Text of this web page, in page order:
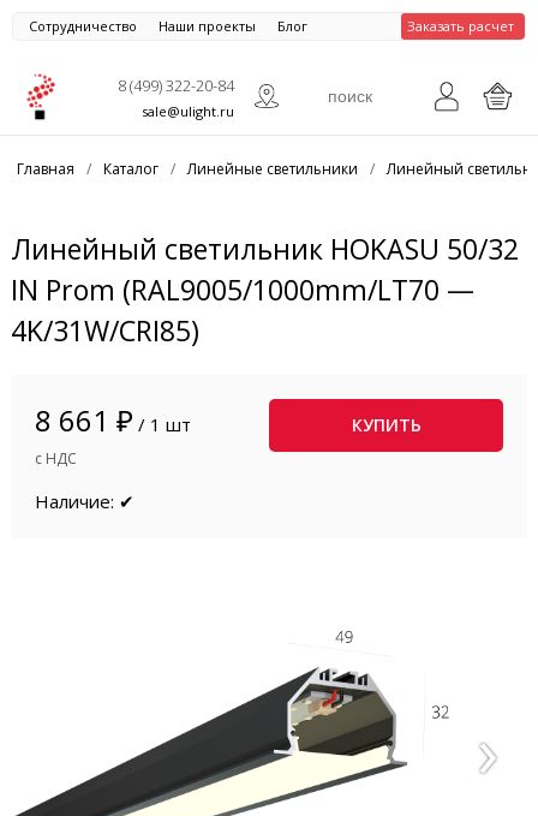
Сотрудничество Наши проекты Блог Заказать расчет
8 (499) 322-20-84
sale@ulight.ru
Главная / Каталог / Линейные светильники / Линейный
Линейный светильник HOKASU 50/32
IN Prom (RAL9005/1000mm/LT70 —
4K/31W/CRI85)
8 661 ₽ / 1 шт
с НДС
КУПИТЬ
Наличие: ✔